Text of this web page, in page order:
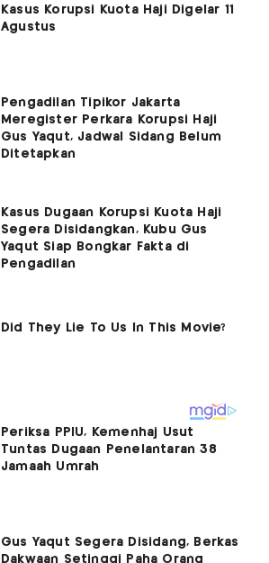
Kasus Korupsi Kuota Haji Digelar 11
Agustus
Pengadilan Tipikor Jakarta
Meregister Perkara Korupsi Haji
Gus Yaqut, Jadwal Sidang Belum
Ditetapkan
Kasus Dugaan Korupsi Kuota Haji
Segera Disidangkan, Kubu Gus
Yaqut Siap Bongkar Fakta di
Pengadilan
Periksa PPIU, Kemenhaj Usut
Tuntas Dugaan Penelantaran 38
Jamaah Umrah
Gus Yaqut Segera Disidang, Berkas
Dakwaan Setinggi Paha Orang